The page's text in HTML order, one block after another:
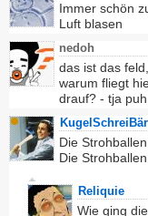
Immer schön
Luft blasen
nedoh
das ist das
warum fliegt
drauf? - tja
KugelSchreiBär
Die
Die
Reliquie
Wie ging